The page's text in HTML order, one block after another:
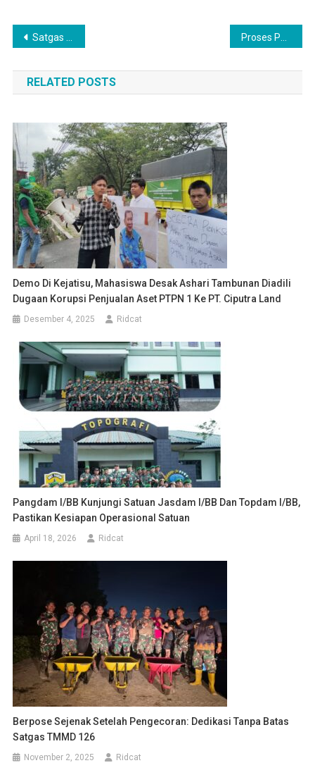
Navigasi
pos
Satgas TMMD: “Pemasangan Tulangan Besi Telah Selesai Dengan Sempurna”
RELATED POSTS
Demo Di Kejatisu, Mahasiswa Desak Ashari Tambunan Diadili
Dugaan Korupsi Penjualan Aset PTPN 1 Ke PT. Ciputra Land
Desember 4, 2025 Ridcat
Pangdam I/BB Kunjungi Satuan Jasdam I/BB Dan Topdam I/BB,
Pastikan Kesiapan Operasional Satuan
April 18, 2026 Ridcat
Berpose Sejenak Setelah Pengecoran: Dedikasi Tanpa Batas
Satgas TMMD 126
November 2, 2025 Ridcat